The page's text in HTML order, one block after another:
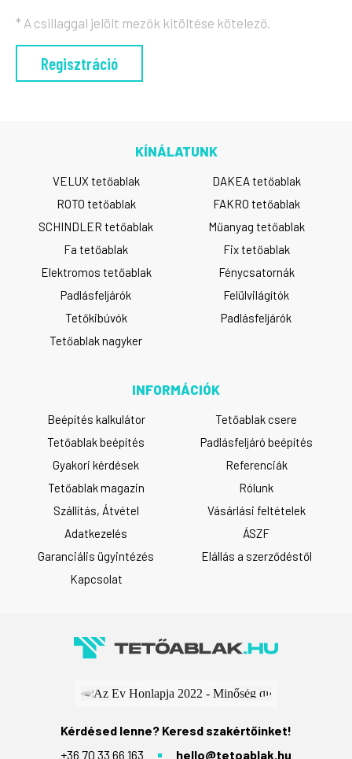
* A csillaggal jelölt mezők kitöltése kötelező.
KÍNÁLATUNK
VELUX tetőablak
DAKEA tetőablak
ROTO tetőablak
FAKRO tetőablak
SCHINDLER tetőablak
Műanyag tetőablak
Fa tetőablak
Fix tetőablak
Elektromos tetőablak
Fénycsatornák
Padlásfeljárók
Felülvilágítók
Tetőkibúvók
Padlásfeljárók
Tetőablak nagyker
INFORMÁCIÓK
Beépítés kalkulátor
Tetőablak csere
Tetőablak beépítés
Padlásfeljáró beépítés
Gyakori kérdések
Referenciák
Tetőablak magazin
Rólunk
Szállítás, Átvétel
Vásárlási feltételek
Adatkezelés
ÁSZF
Garanciális ügyintézés
Elállás a szerződéstől
Kapcsolat
Kérdésed lenne? Keresd szakértőinket!
+36 70 33 66 163
hello@tetoablak.hu